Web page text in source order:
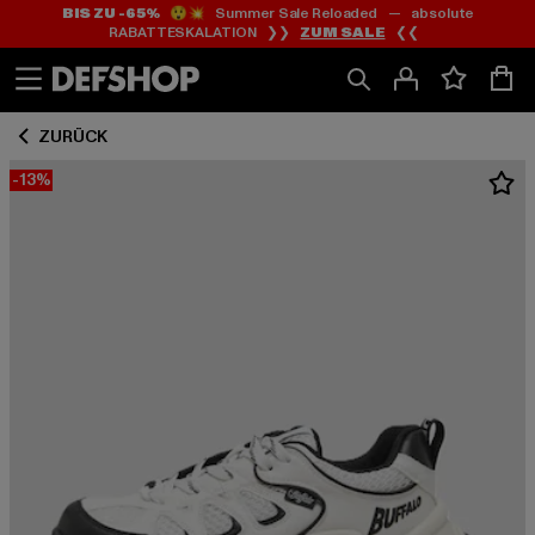
Zum
Inhalt
springen
Zum
Fußzeile
springen
BIS ZU -65%😲💥 Summer Sale Reloaded — absolute
RABATTESKALATION ❯❯ ZUM SALE ❮❮
ZURÜCK
-13%